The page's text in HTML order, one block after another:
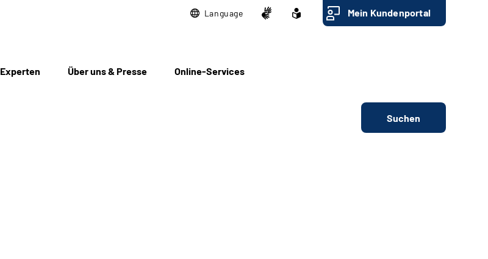
Language Mein Kundenportal
Experten Über uns & Presse Online-Services
Suchen